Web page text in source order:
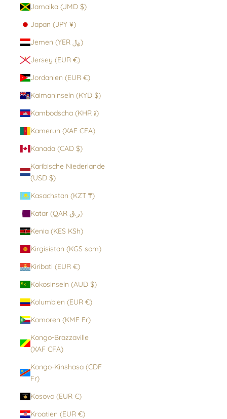
Jamaika (JMD $)
Japan (JPY ¥)
Jemen (YER ﷼)
Jersey (EUR €)
Jordanien (EUR €)
Kaimaninseln (KYD $)
Kambodscha (KHR ៛)
Kamerun (XAF CFA)
Kanada (CAD $)
Karibische Niederlande
(USD $)
Kasachstan (KZT ₸)
Katar (QAR ر.ق)
Kenia (KES KSh)
Kirgisistan (KGS som)
Kiribati (EUR €)
Kokosinseln (AUD $)
Kolumbien (EUR €)
Komoren (KMF Fr)
Kongo-Brazzaville
(XAF CFA)
Kongo-Kinshasa (CDF
Fr)
Kosovo (EUR €)
Kroatien (EUR €)